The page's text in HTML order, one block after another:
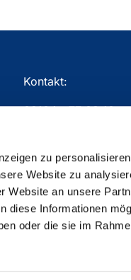
zu
Website zu
Website an unsere
diese Informationen
oder die sie im
Kontakt:
02104 - 77 03 10
ChurchDesk-